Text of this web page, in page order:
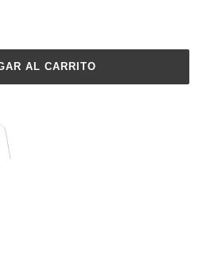
AL CARRITO